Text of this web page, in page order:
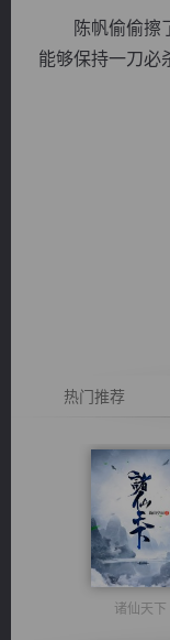
陈帆偷偷擦了
能够保持一刀必
热门推荐
诸仙天下